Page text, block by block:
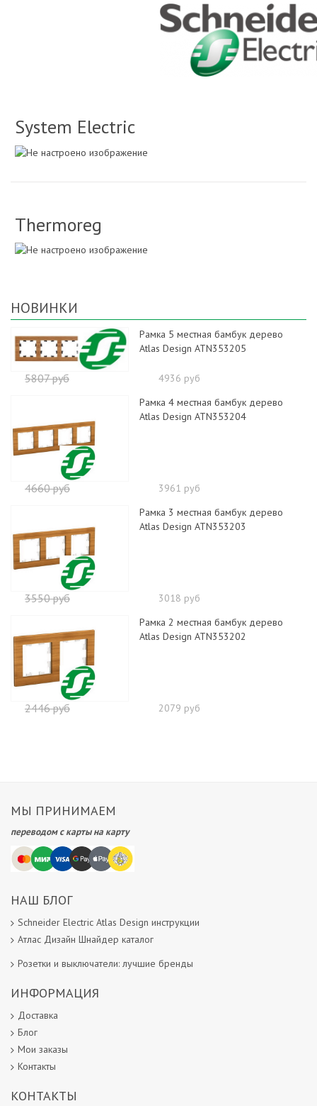
System Electric
Thermoreg
НОВИНКИ
Рамка 5 местная бамбук дерево
Atlas Design ATN353205
5807 руб
4936 руб
Рамка 4 местная бамбук дерево
Atlas Design ATN353204
4660 руб
3961 руб
Рамка 3 местная бамбук дерево
Atlas Design ATN353203
3550 руб
3018 руб
Рамка 2 местная бамбук дерево
Atlas Design ATN353202
2446 руб 2079 руб
МЫ ПРИНИМАЕМ
переводом с карты на карту
НАШ БЛОГ
Schneider Electric Atlas Design инструкции
Атлас Дизайн Шнайдер каталог
Розетки и выключатели: лучшие бренды
ИНФОРМАЦИЯ
Доставка
Блог
Мои заказы
Контакты
КОНТАКТЫ